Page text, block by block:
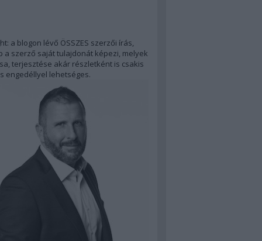
a blogon lévő ÖSSZES szerzői írás,
a szerző saját tulajdonát képezi, melyek
terjesztése akár részletként is csakis
engedéllyel lehetséges.